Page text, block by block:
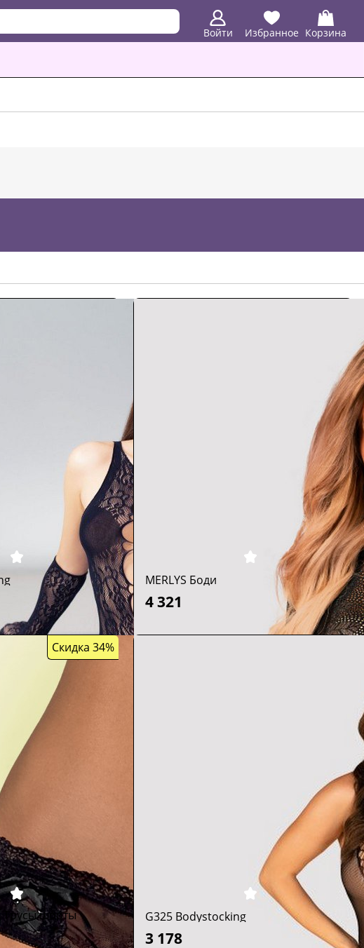
Войти Избранное Корзина
MERLYS Боди
4 321
Скидка 34%
Трусы шорты G325 Bodystocking
3 178